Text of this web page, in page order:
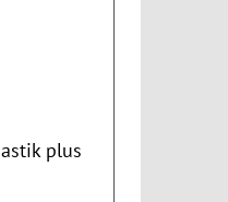
plus